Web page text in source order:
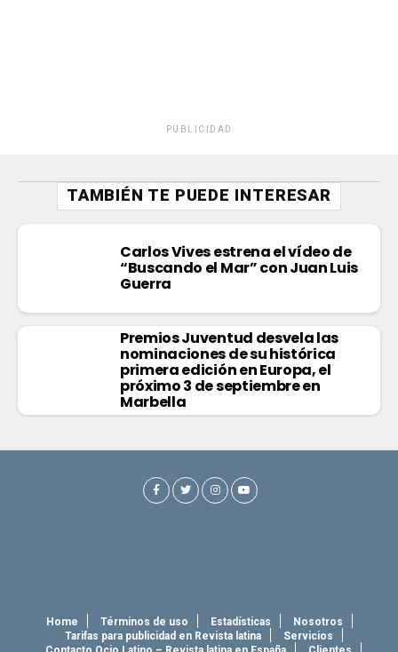
PUBLICIDAD
TAMBIÉN TE PUEDE INTERESAR
Carlos Vives estrena el vídeo de
“Buscando el Mar” con Juan Luis
Guerra
Premios Juventud desvela las
nominaciones de su histórica
primera edición en Europa, el
próximo 3 de septiembre en
Marbella
Home Términos de uso Estadísticas
Nosotros
Tarifas para publicidad en Revista latina
Servicios